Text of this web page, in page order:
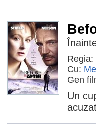
Regia:
Cu:
Gen
Un